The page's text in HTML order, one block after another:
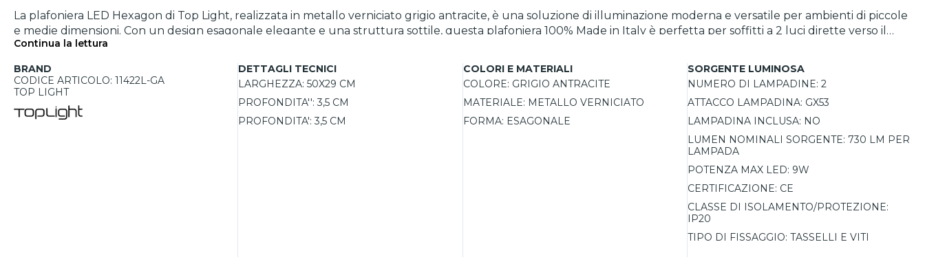
La plafoniera LED Hexagon di Top Light, realizzata in metallo verniciato grigio antracite, è una soluzione di illuminazione moderna e versatile per ambienti di piccole
e medie dimensioni. Con un design esagonale elegante e una struttura sottile, questa plafoniera 100% Made in Italy è perfetta per soffitti a 2 luci dirette verso il
basso, creando un'illuminazione mirata ideale per ambienti come soggiorni, camere da letto o corridoi. Le lampadine intercambiabili con attacco GX53, acquistabili
separatamente, offrono la possibilità di scegliere tra diverse potenze, colori della luce e opzioni dimmerabili. La plafoniera può essere utilizzata da sola o combinata
con altri moduli della collezione Hexagon per creare composizioni personalizzate, sia con piastre decorative senza luce, che con altre plafoniere a luce.
L'installazione è facile grazie al fissaggio tramite tasselli e viti, ed è perfetta per chi cerca una soluzione flessibile e dal design distintivo.
Continua la lettura
BRAND
CODICE ARTICOLO: 11422L-GA
TOP LIGHT
DETTAGLI TECNICI
LARGHEZZA: 50X29 CM
PROFONDITA'': 3,5 CM
PROFONDITA': 3,5 CM
COLORI E MATERIALI
COLORE: GRIGIO ANTRACITE
MATERIALE: METALLO VERNICIATO
FORMA: ESAGONALE
SORGENTE LUMINOSA
NUMERO DI LAMPADINE: 2
ATTACCO LAMPADINA: GX53
LAMPADINA INCLUSA: NO
LUMEN NOMINALI SORGENTE: 730 LM PER
LAMPADA
POTENZA MAX LED: 9W
CERTIFICAZIONE: CE
CLASSE DI ISOLAMENTO/PROTEZIONE:
IP20
TIPO DI FISSAGGIO: TASSELLI E VITI